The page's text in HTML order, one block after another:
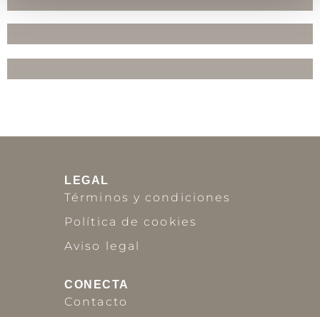
LEGAL
Términos y condiciones
Política de cookies
Aviso legal
CONECTA
Contacto